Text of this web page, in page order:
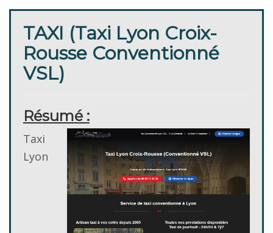
TAXI (Taxi Lyon Croix-
Rousse Conventionné
VSL)
Résumé :
Taxi
Lyon